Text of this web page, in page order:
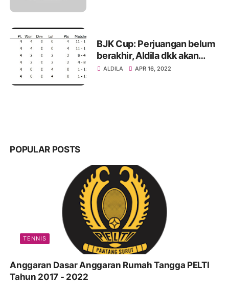
BJK Cup: Perjuangan belum
berakhir, Aldila dkk akan
lakoni laga pamungkas
ALDILA APR 16, 2022
POPULAR POSTS
TENNIS
Anggaran Dasar Anggaran Rumah Tangga PELTI
Tahun 2017 - 2022